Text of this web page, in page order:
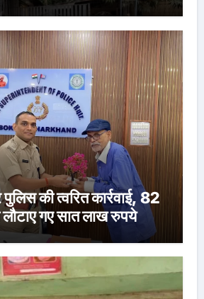
पुलिस की त्वरित कार्रवाई, 82
लौटाए गए सात लाख रुपये